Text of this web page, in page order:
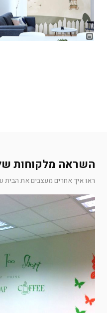
השראה מלקוחות
ראו איך אחרים מעצבים את